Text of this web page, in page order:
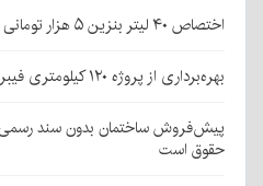
اختصاص ۴۰ لیتر بنزین ۵ هزار تومانی به کارت سوخت کرمانی‌ها
بهره‌برداری از پروژه ۱۲۰ کیلومتری فیبرنوری روستایی در قلعه‌گنج
پیش‌فروش ساختمان بدون سند رسمی
حقوق است